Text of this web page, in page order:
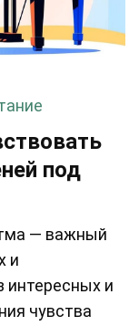
под
— важный
и
интересных и
чувства